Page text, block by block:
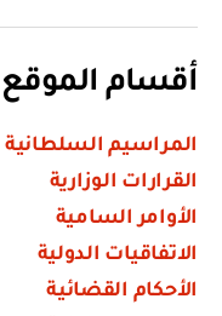
أقسام الموقع
المراسيم السلطانية
القرارات الوزارية
الأوامر السامية
الاتفاقيات الدولية
الأحكام القضائية